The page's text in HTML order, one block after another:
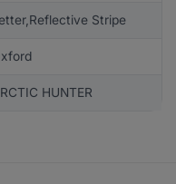
Stripe
HUNTER